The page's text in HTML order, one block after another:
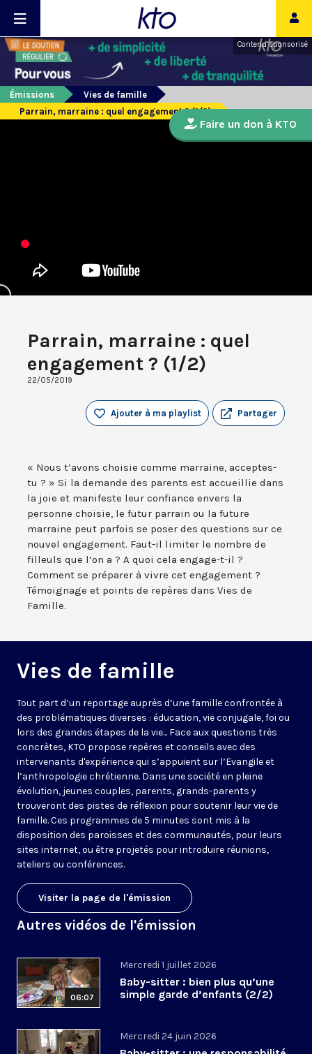
Contenu sponsorisé
Émissions
Vies de famille
Parrain, marraine : quel engagement ? (1/2)
Parrain, marraine : quel
engagement ? (1/2)
22/05/2019
Partager
Ajouter à ma playlist
« Nous t’avons choisie comme marraine, acceptes-
tu ? » Si la demande des parents est accueillie dans
la joie et manifeste leur confiance envers la
personne choisie, le futur parrain ou la future
marraine peut parfois se poser des questions sur ce
nouvel engagement. Faut-il limiter le nombre de
filleuls que l’on a ? A quoi cela engage-t-il ?
Comment se préparer à vivre cet engagement ?
Témoignage et points de repères dans Vies de
Famille.
Vies de famille
Tout part d’un reportage auprès d’une famille confrontée à
des problématiques diverses : éducation, vie conjugale, foi ou
lors des grandes étapes de la vie... Face aux questions très
concrètes, KTO propose repères et conseils avec des
intervenants d'expérience qui s’appuient sur l’Evangile et
l’anthropologie chrétienne. Dans une société en pleine
évolution, jeunes couples, parents, grands-parents y
trouveront des pistes de réflexion pour soutenir leur vie de
famille. Ces programmes de 5 minutes sont mis à la
disposition des paroisses et des communautés, pour leurs
sites internet, ou être projetés pour introduire réunions,
ateliers ou conférences.
Visiter la page de l'émission
Autres vidéos de l'émission
06:07
Mercredi 1 juillet 2026
Baby-sitter : bien plus qu’une
simple garde d’enfants (2/2)
Mercredi 24 juin 2026
Faire un don à KTO